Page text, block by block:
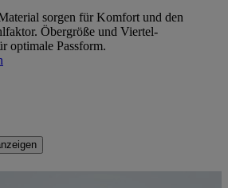
sorgen für Komfort und den
Öbergröße und Viertel-
optimale Passform.